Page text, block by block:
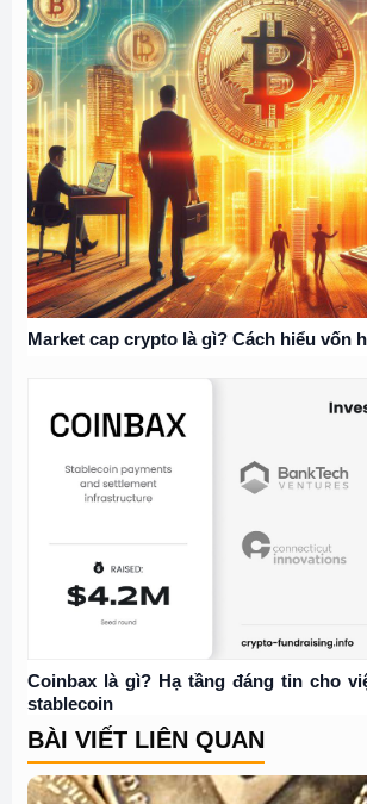
Market cap crypto là gì? Cách hiểu vốn
Coinbax là gì? Hạ tầng đáng tin cho
stablecoin
BÀI VIẾT LIÊN QUAN